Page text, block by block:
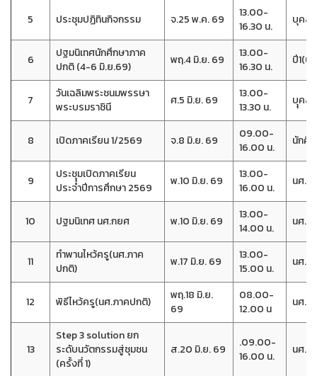
5 ประชุมปฏิทินกิจกรรม จ.25 พ.ค. 69
13.00-
16.30 น.
บุคล
6
ปฐมนิเทศนักศึกษาภาค
ปกติ (4-6 มิ.ย.69)
พฤ.4 มิ.ย. 69
13.00-
16.30 น.
ปี1(ป
7
วันเฉลิมพระชนมพรรษา
พระบรมราชินี
ศ.5 มิ.ย. 69
13.00-
13.30 น.
บุุคล
8 เปิดภาคเรียน 1/2569 จ.8 มิ.ย. 69
09.00-
16.00 น.
นักศึ
9
ประชุุมเปิดภาคเรียน
ประจำปีการศึกษา 2569
พ.10 มิ.ย. 69
13.00-
16.00 น.
นศ.(
10 ปฐมนิเทศ นศ.กยศ พ.10 มิ.ย. 69
13.00-
14.00 น.
นศ.ก
11
ทำพานไหว้ครู(นศ.ภาค
ปกติ)
พ.17 มิ.ย. 69
13.00-
15.00 น.
นศ.(
12 พิธีไหว้ครู(นศ.ภาคปกติ)
พฤ.18 มิ.ย.
69
08.00-
12.00 น
นศ.(
13
Step 3 solution ยก
ระดับนวัตกรรมสู่ชุมชน
(ครั้งที่ 1)
ส.20 มิ.ย. 69
.09.00-
16.00 น.
นศ.วิ